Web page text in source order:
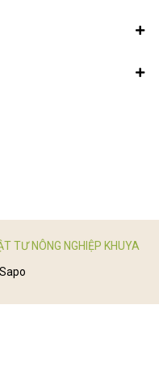
TƯ NÔNG NGHIỆP KHUYA
Sapo